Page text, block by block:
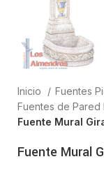
Inicio
Fuentes
Fuentes de Pared
Fuente Mural
Fuente Mural